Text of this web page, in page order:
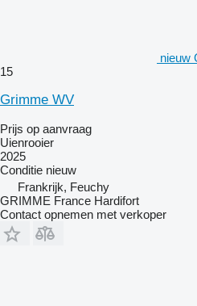
nieuw
15
Grimme WV
Prijs op aanvraag
Uienrooier
2025
Conditie nieuw
Frankrijk, Feuchy
GRIMME France Hardifort
Contact opnemen met verkoper